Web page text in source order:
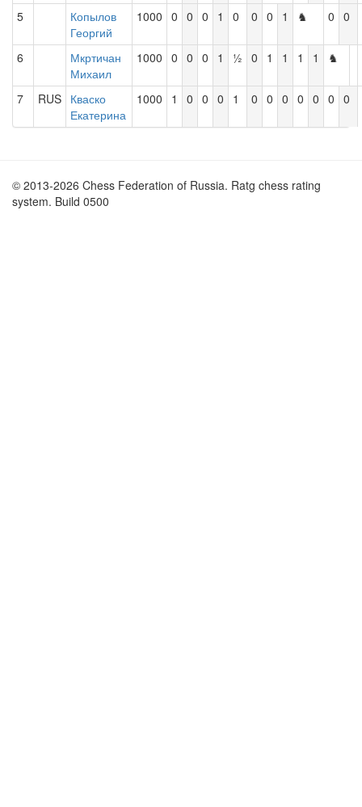
5
Копылов
Георгий
1000 0 0 0 1 0 0 0 1 ♞ 0 0
6
Мкртичан
Михаил
1000 0 0 0 1 ½ 0 1 1 1 1 ♞
7 RUS Кваско
Екатерина
1000 1 0 0 0 1 0 0 0 0 0 0 0
© 2013-2026 Chess Federation of Russia. Ratg chess rating
system. Build 0500